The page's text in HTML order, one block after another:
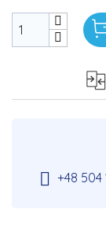
 +48 504